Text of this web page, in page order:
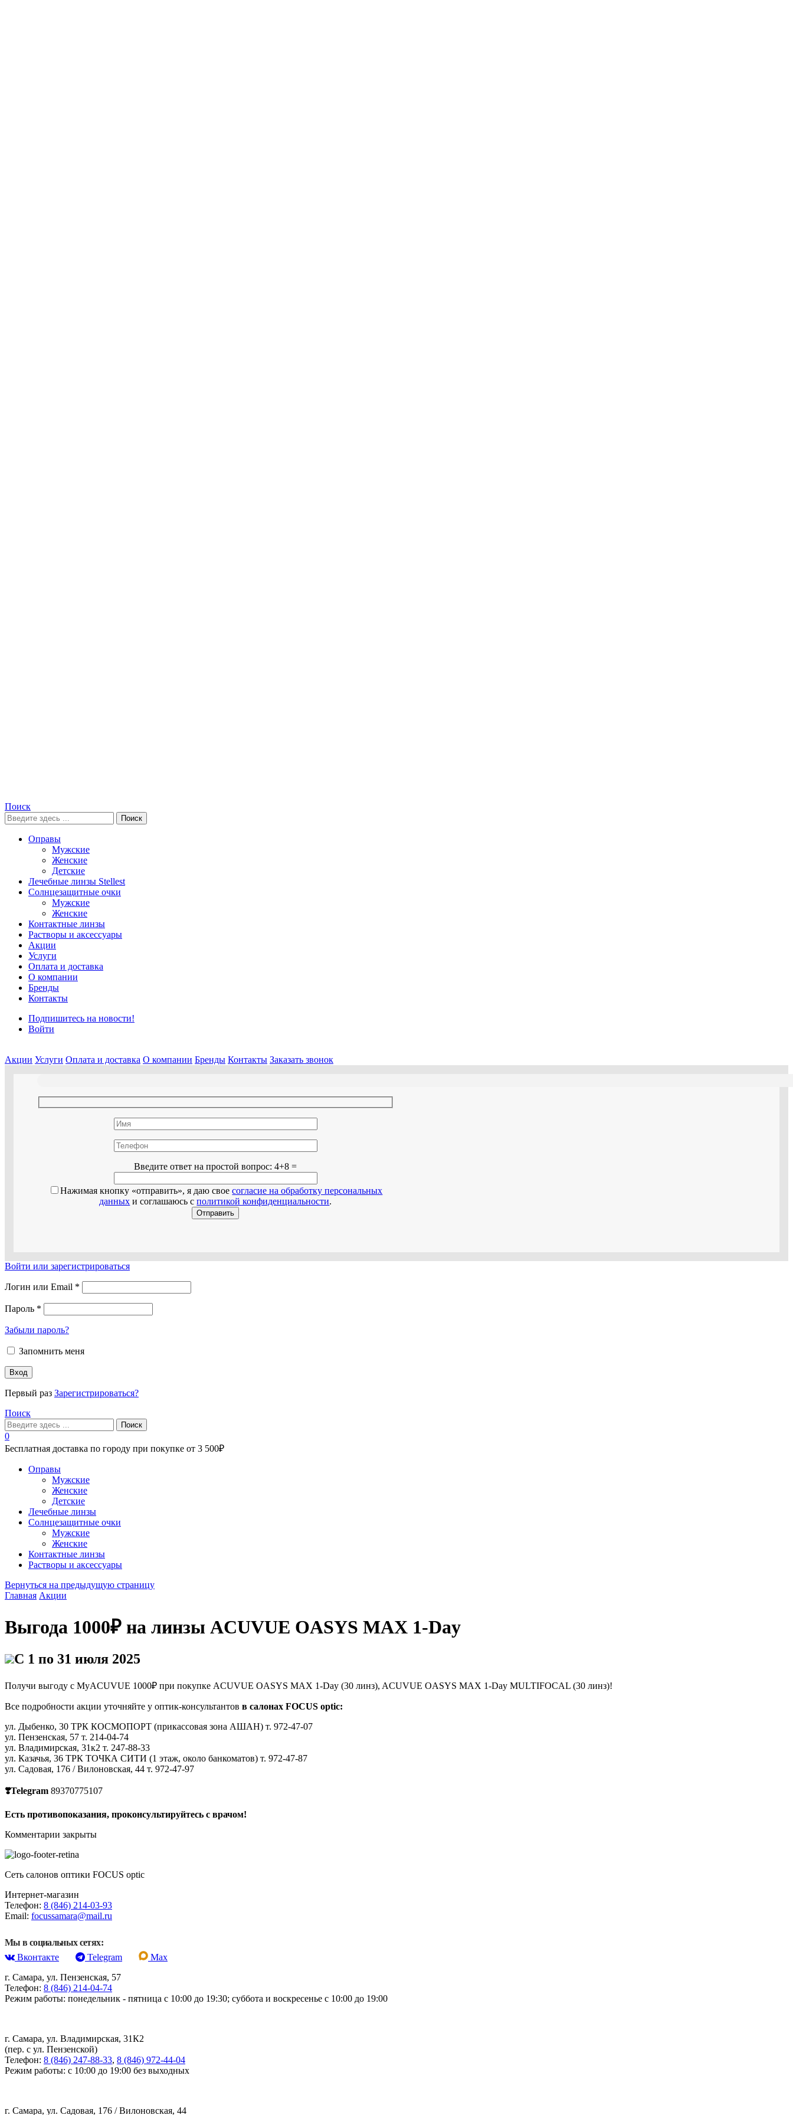
Поиск
Поиск
Оправы
Мужские
Женские
Детские
Лечебные линзы Stellest
Солнцезащитные очки
Мужские
Женские
Контактные линзы
Растворы и аксессуары
Акции
Услуги
Оплата и доставка
О компании
Бренды
Контакты
Подпишитесь на новости!
Войти
Акции Услуги Оплата и доставка О компании Бренды Контакты Заказать звонок
Введите ответ на простой вопрос:4+8 =
Нажимая кнопку «отправить», я даю своесогласие на обработку персональных
данных и соглашаюсь сполитикой конфиденциальности.
Войти или зарегистрироваться
Логин или Email *
Пароль *
Забыли пароль?
Запомнить меня
Вход
Первый раз Зарегистрироваться?
Поиск
Поиск
0
Бесплатная доставка по городу при покупке от 3 500₽
Оправы
Мужские
Женские
Детские
Лечебные линзы
Солнцезащитные очки
Мужские
Женские
Контактные линзы
Растворы и аксессуары
Вернуться на предыдущую страницу
Главная Акции
Выгода 1000₽ на линзы ACUVUE OASYS MAX 1-Day
С 1 по 31 июля 2025
Получи выгоду с MyACUVUE 1000₽ при покупке ACUVUE OASYS MAX 1-Day (30 линз), ACUVUE OASYS MAX 1-Day MULTIFOCAL (30 линз)!
Все подробности акции уточняйте у оптик-консультантов в салонах FOCUS optic:
ул. Дыбенко, 30 ТРК КОСМОПОРТ (прикассовая зона АШАН) т. 972-47-07
ул. Пензенская, 57 т. 214-04-74
ул. Владимирская, 31к2 т. 247-88-33
ул. Казачья, 36 ТРК ТОЧКА СИТИ (1 этаж, около банкоматов) т. 972-47-87
ул. Садовая, 176 / Вилоновская, 44 т. 972-47-97
❣️Telegram 89370775107
Есть противопоказания, проконсультируйтесь с врачом!
Комментарии закрыты
Сеть салонов оптики FOCUS optic
Интернет-магазин
Телефон: 8 (846) 214-03-93
Email: focussamara@mail.ru
Мы в социальных сетях:
Вконтакте
Telegram
Max
г. Самара, ул. Пензенская, 57
Телефон: 8 (846) 214-04-74
Режим работы: понедельник - пятница с 10:00 до 19:30; суббота и воскресенье с 10:00 до 19:00
г. Самара, ул. Владимирская, 31К2
(пер. с ул. Пензенской)
Телефон: 8 (846) 247-88-33, 8 (846) 972-44-04
Режим работы: с 10:00 до 19:00 без выходных
г. Самара, ул. Садовая, 176 / Вилоновская, 44